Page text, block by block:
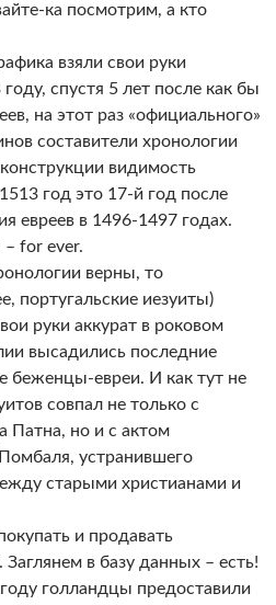
ка посмотрим, а кто
взяли свои руки
спустя 5 лет после как бы
на этот раз «официального»
составители хронологии
видимость
год это 17-й год после
евреев в 1496-1497 годах.
for ever.
верны, то
португальские иезуиты)
руки аккурат в роковом
высадились последние
беженцы-евреи. И как тут не
совпал не только с
Патна, но и с актом
устранившего
старыми христианами и
и продавать
в базу данных – есть!
голландцы предоставили